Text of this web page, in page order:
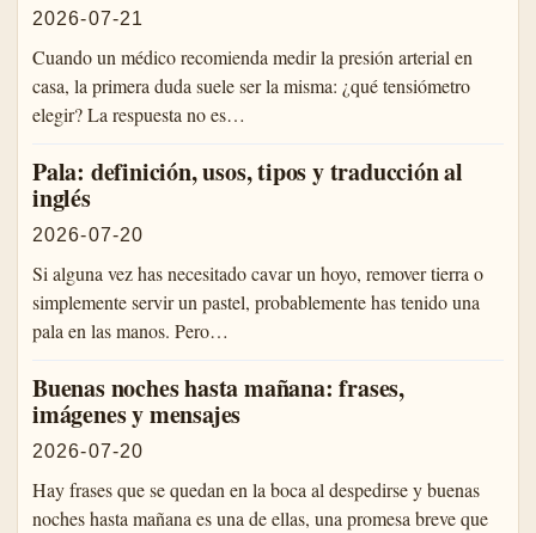
2026-07-21
Cuando un médico recomienda medir la presión arterial en
casa, la primera duda suele ser la misma: ¿qué tensiómetro
elegir? La respuesta no es…
Pala: definición, usos, tipos y traducción al
inglés
2026-07-20
Si alguna vez has necesitado cavar un hoyo, remover tierra o
simplemente servir un pastel, probablemente has tenido una
pala en las manos. Pero…
Buenas noches hasta mañana: frases,
imágenes y mensajes
2026-07-20
Hay frases que se quedan en la boca al despedirse y buenas
noches hasta mañana es una de ellas, una promesa breve que